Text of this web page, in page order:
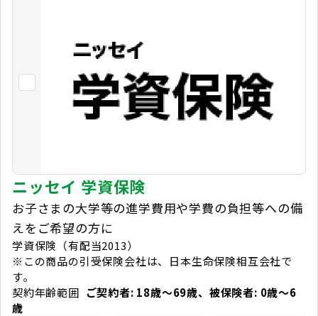
ニッセイ 学資保険
お子さまの大学等の進学費用や学費の負担等への備
えをご希望の方に
学資保険（有配当2013）
※この商品の引受保険会社は、日本生命保険相互会社で
す。
契約年齢範囲 ご契約者: 18歳～69歳、被保険者: 0歳～6
歳